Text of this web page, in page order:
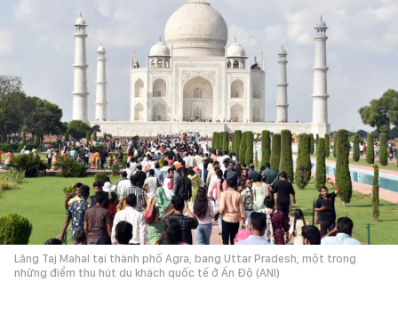
Lăng Taj Mahal tại thành phố Agra, bang Uttar Pradesh, một trong
những điểm thu hút du khách quốc tế ở Ấn Độ (ANI)